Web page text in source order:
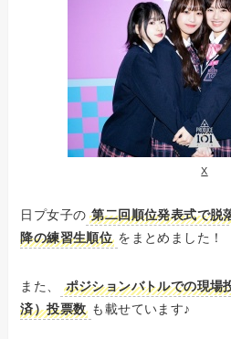
X
日プ女子の 第二回順位発表式で脱
降の練習生順位 をまとめました！
また、
ポジションバトルでの現場
済）投票数 も載せています♪